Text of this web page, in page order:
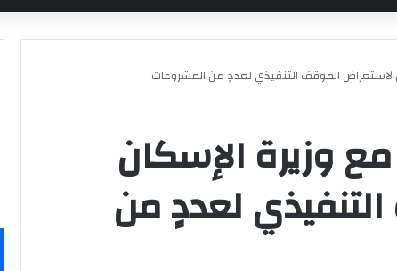
لاستعراض الموقف التنفيذي لعددٍ من المشروعات
وزيرة الإسكان
لعددٍ من